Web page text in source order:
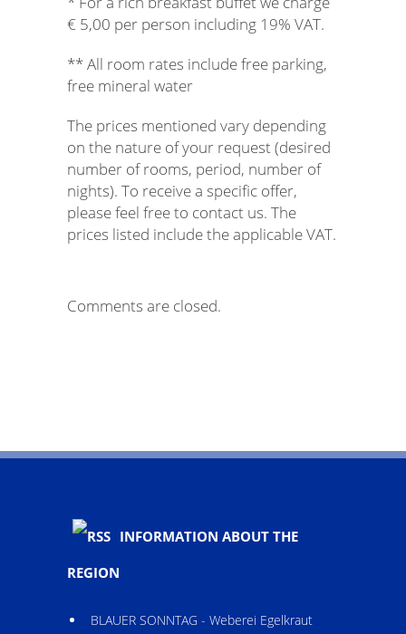
€ 5,00 per person including 19% VAT.
** All room rates include free parking,
free mineral water
The prices mentioned vary depending
on the nature of your request (desired
number of rooms, period, number of
nights). To receive a specific offer,
please feel free to contact us. The
prices listed include the applicable VAT.
Comments are closed.
INFORMATION ABOUT THE
REGION
BLAUER SONNTAG - Weberei Egelkraut